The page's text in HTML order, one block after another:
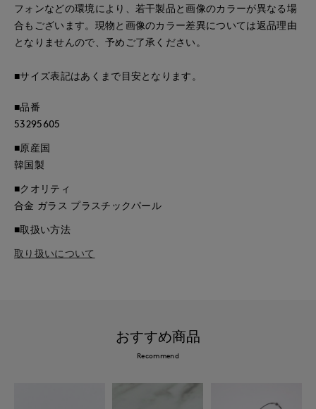
フォンなどの環境により、若干製品と画像のカラーが異なる場
合もございます。現物と画像のカラー差異については返品理由
となりませんので、予めご了承ください。
■サイズ表記はあくまで目安となります。
■品番
53295605
■原産国
韓国製
■クオリティ
合金 ガラス プラスチックパール
■取扱い方法
取り扱いについて
おすすめ商品
Recommend